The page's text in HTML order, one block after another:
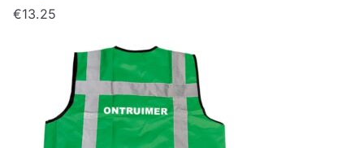
€13.25